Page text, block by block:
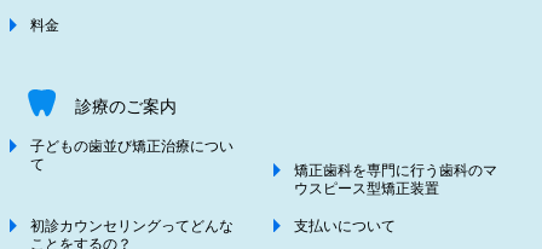
料金
診療のご案内
子どもの歯並び矯正治療につい
て
矯正歯科を専門に行う歯科のマ
ウスピース型矯正装置
初診カウンセリングってどんな
ことをするの？
支払いについて